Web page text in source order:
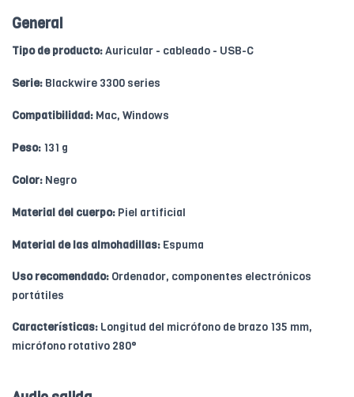
General
Tipo de producto:Auricular - cableado - USB-C
Serie: Blackwire 3300 series
Compatibilidad: Mac, Windows
Peso: 131 g
Color: Negro
Material del cuerpo: Piel artificial
Material de las almohadillas: Espuma
Uso recomendado: Ordenador, componentes electrónicos
portátiles
Características: Longitud del micrófono de brazo 135 mm,
micrófono rotativo 280°